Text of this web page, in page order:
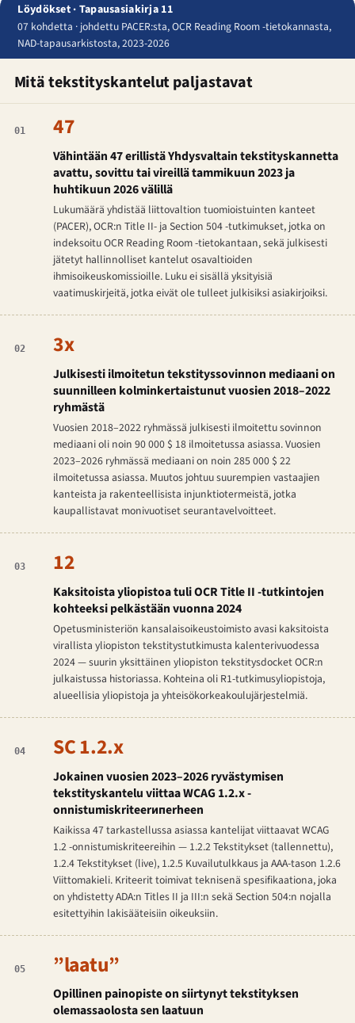
Löydökset · Tapausasiakirja 11
07 kohdetta · johdettu PACER:sta, OCR Reading Room -tietokannasta,
NAD-tapausarkistosta, 2023-2026
Mitä tekstityskantelut paljastavat
01 47
Vähintään 47 erillistä Yhdysvaltain tekstityskannetta
avattu, sovittu tai vireillä tammikuun 2023 ja
huhtikuun 2026 välillä
Lukumäärä yhdistää liittovaltion tuomioistuinten kanteet
(PACER), OCR:n Title II- ja Section 504 -tutkimukset, jotka on
indeksoitu OCR Reading Room -tietokantaan, sekä julkisesti
jätetyt hallinnolliset kantelut osavaltioiden
ihmisoikeuskomissioille. Luku ei sisällä yksityisiä
vaatimuskirjeitä, jotka eivät ole tulleet julkisiksi asiakirjoiksi.
02 3x
Julkisesti ilmoitetun tekstityssovinnon mediaani on
suunnilleen kolminkertaistunut vuosien 2018–2022
ryhmästä
Vuosien 2018–2022 ryhmässä julkisesti ilmoitettu sovinnon
mediaani oli noin 90 000 $ 18 ilmoitetussa asiassa. Vuosien
2023–2026 ryhmässä mediaani on noin 285 000 $ 22
ilmoitetussa asiassa. Muutos johtuu suurempien vastaajien
kanteista ja rakenteellisista injunktiotermeistä, jotka
kaupallistavat monivuotiset seurantavelvoitteet.
03 12
Kaksitoista yliopistoa tuli OCR Title II -tutkintojen
kohteeksi pelkästään vuonna 2024
Opetusministeriön kansalaisoikeustoimisto avasi kaksitoista
virallista yliopiston tekstitystutkimusta kalenterivuodessa
2024 — suurin yksittäinen yliopiston tekstitysdocket OCR:n
julkaistussa historiassa. Kohteina oli R1-tutkimusyliopistoja,
alueellisia yliopistoja ja yhteisökorkeakoulujärjestelmiä.
04 SC 1.2.x
Jokainen vuosien 2023–2026 ryvästymisen
tekstityskantelu viittaa WCAG 1.2.x -
onnistumiskriteerипerheen
Kaikissa 47 tarkastellussa asiassa kantelijat viittaavat WCAG
1.2 -onnistumiskriteereihin — 1.2.2 Tekstitykset (tallennettu),
1.2.4 Tekstitykset (live), 1.2.5 Kuvailutulkkaus ja AAA-tason 1.2.6
Viittomakieli. Kriteerit toimivat teknisenä spesifikaationa, joka
on yhdistetty ADA:n Titles II ja III:n sekä Section 504:n nojalla
esitettyihin lakisääteisiin oikeuksiin.
05 ”laatu”
Opillinen painopiste on siirtynyt tekstityksen
olemassaolosta sen laatu​un